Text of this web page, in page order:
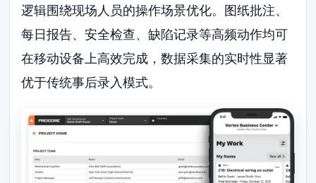
逻辑围绕现场人员的操作场景优化。图纸批注、
每日报告、安全检查、缺陷记录等高频动作均可
在移动设备上高效完成，数据采集的实时性显著
优于传统事后录入模式。